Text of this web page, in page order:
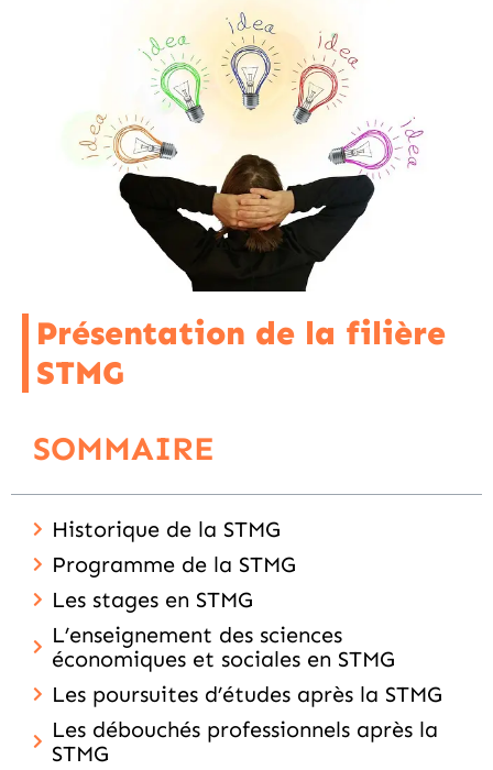
Présentation de la filière
STMG
SOMMAIRE
Historique de la STMG
Programme de la STMG
Les stages en STMG
L’enseignement des sciences
économiques et sociales en STMG
Les poursuites d’études après la STMG
Les débouchés professionnels après la
STMG